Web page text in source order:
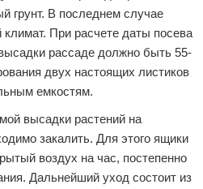
грунт. В последнем случае
При расчете даты посева
рассаде должно быть 55-
двух настоящих листиков
емкостям.
высадки растений на
закалить. Для этого ящики
воздух на час, постепенно
Дальнейший уход состоит из